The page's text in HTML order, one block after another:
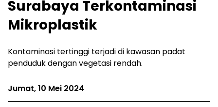
Surabaya Terkontaminasi
Mikroplastik
Kontaminasi tertinggi terjadi di kawasan padat
penduduk dengan vegetasi rendah.
Jumat, 10 Mei 2024